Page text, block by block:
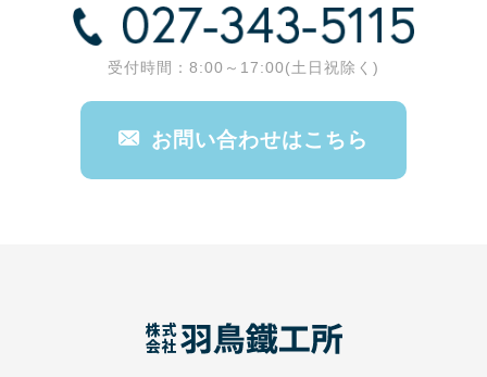
受付時間：8:00～17:00(土日祝除く)
お問い合わせはこちら